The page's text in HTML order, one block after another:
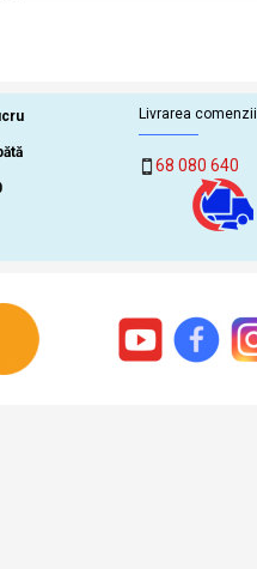
Livrarea comenzii
68 080 640